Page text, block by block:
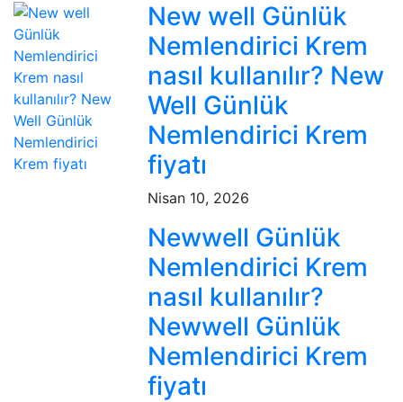
New well Günlük
Nemlendirici Krem
nasıl kullanılır? New
Well Günlük
Nemlendirici Krem
fiyatı
Nisan 10, 2026
Newwell Günlük
Nemlendirici Krem
nasıl kullanılır?
Newwell Günlük
Nemlendirici Krem
fiyatı